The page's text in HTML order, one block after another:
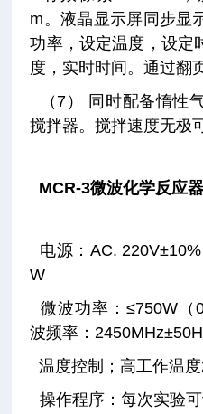
m。液晶显示屏同步显
功率，设定温度，设定
度，实时时间。通过翻
（7） 同时配备惰性
搅拌器。搅拌速度无极
MCR-3微波化学反应
电源：AC.
W
微波功率：≤750W（
波频率：
温度控制；高工作温
操作程序：每次实验